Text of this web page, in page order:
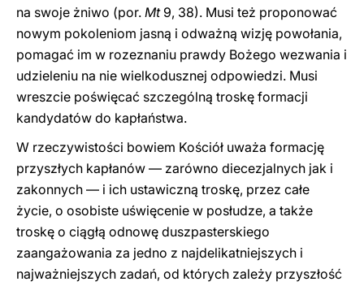
na swoje żniwo (por. Mt9, 38). Musi też proponować
nowym pokoleniom jasną i odważną wizję powołania,
pomagać im w rozeznaniu prawdy Bożego wezwania i
udzieleniu na nie wielkodusznej odpowiedzi. Musi
wreszcie poświęcać szczególną troskę formacji
kandydatów do kapłaństwa.
W rzeczywistości bowiem Kościół uważa formację
przyszłych kapłanów — zarówno diecezjalnych jak i
zakonnych — i ich ustawiczną troskę, przez całe
życie, o osobiste uświęcenie w posłudze, a także
troskę o ciągłą odnowę duszpasterskiego
zaangażowania za jedno z najdelikatniejszych i
najważniejszych zadań, od których zależy przyszłość